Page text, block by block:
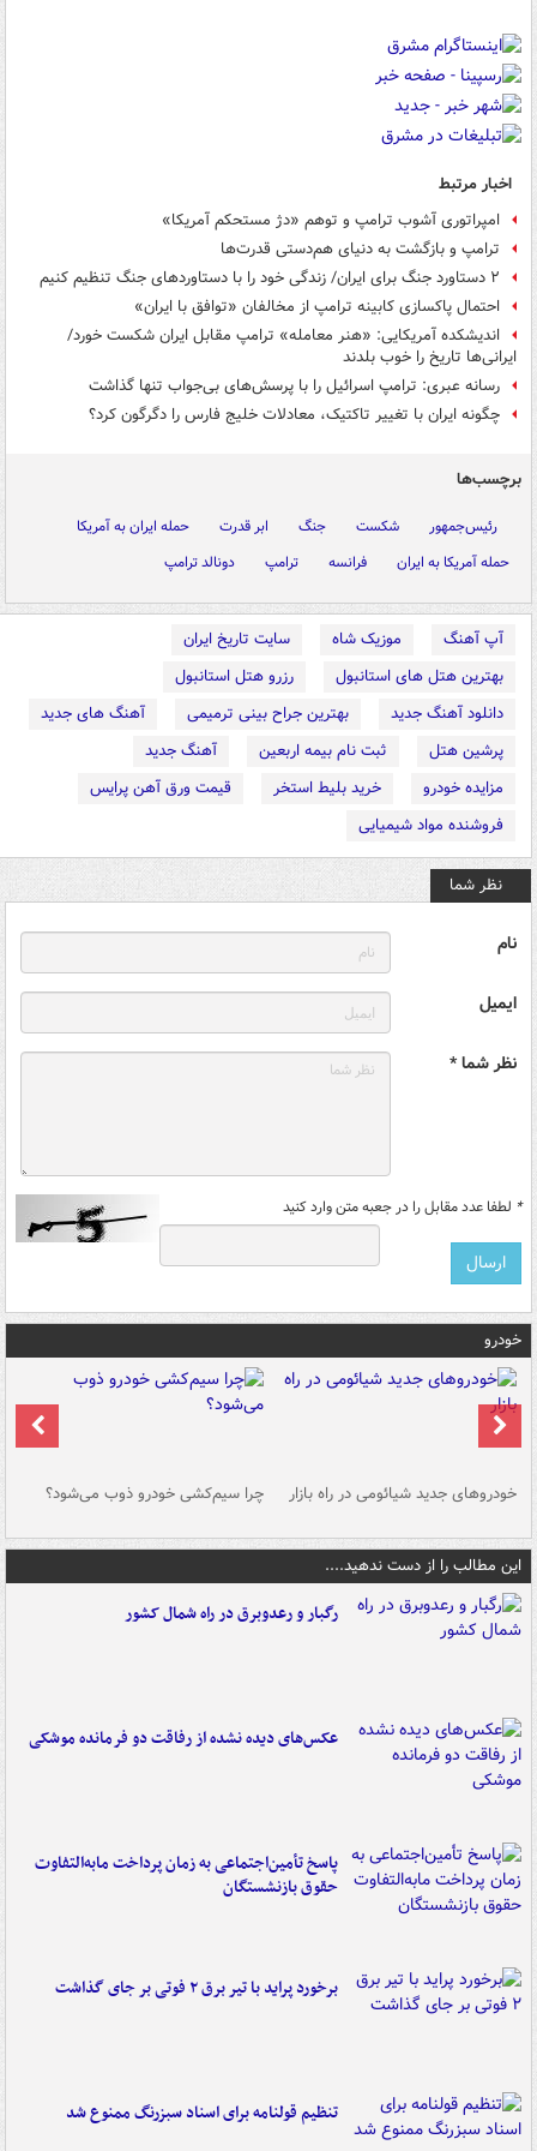
اخبار مرتبط
امپراتوری آشوب ترامپ و توهم «دژ مستحکم آمریکا»
ترامپ و بازگشت به دنیای هم‌دستی قدرت‌ها
۲ دستاورد جنگ برای ایران/ زندگی خود را با دستاوردهای جنگ تنظیم کنیم
احتمال پاکسازی کابینه ترامپ از مخالفان «توافق با ایران»
اندیشکده آمریکایی: «هنر معامله» ترامپ مقابل ایران شکست خورد/
ایرانی‌ها تاریخ را خوب بلدند
رسانه عبری: ترامپ اسرائیل را با پرسش‌های بی‌جواب تنها گذاشت
چگونه ایران با تغییر تاکتیک، معادلات خلیج فارس را دگرگون کرد؟
برچسب‌ها
رئیس‌جمهور شکست جنگ ابر قدرت
حمله ایران به آمریکا
حمله آمریکا به ایران
فرانسه ترامپ دونالد ترامپ
آپ آهنگ موزیک شاه
سایت تاریخ ایران
بهترین هتل های استانبول
رزرو هتل استانبول
دانلود آهنگ جدید
بهترین جراح بینی ترمیمی
آهنگ های جدید
پرشین هتل
ثبت نام بیمه اربعین
آهنگ جدید
مزایده خودرو
خرید بلیط استخر
قیمت ورق آهن پرایس
فروشنده مواد شیمیایی
نظر شما
نام
ایمیل
نظر شما *
* لطفا عدد مقابل را در جعبه متن وارد کنید
خودرو
خودروهای جدید شیائومی در راه بازار چرا سیم‌کشی خودرو ذوب می‌شود؟
این مطالب را از دست ندهید....
رگبار و رعدوبرق در راه شمال کشور
عکس‌های دیده نشده از رفاقت دو فرمانده‌ موشکی
پاسخ تأمین‌اجتماعی به زمان پرداخت مابه‌التفاوت
حقوق بازنشستگان
برخورد پراید با تیر برق ۲ فوتی بر جای گذاشت
تنظیم قولنامه برای اسناد سبزرنگ ممنوع شد